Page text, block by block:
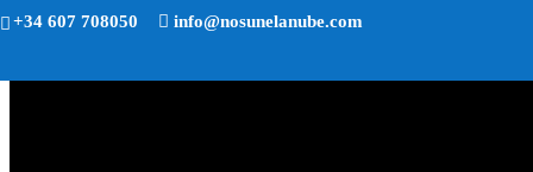
+34 607 708050 info@nosunelanube.com